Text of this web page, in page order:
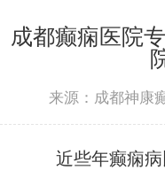
成都癫痫医院
来源：成都神康
近些年癫痫